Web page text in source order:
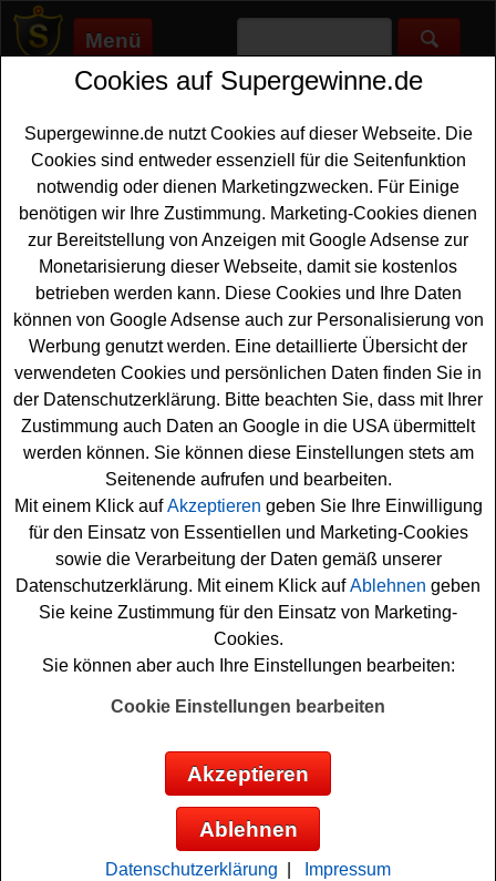
Menü
Supergewinne.de>Gewinnspiele>Bargeld Gewinnspiele>
Anzeige:
Anzeige:
Hansa-Flex Gewinnspiel - Apple
Gutschein gewinnen
Ein kostenloses Hana-Flex Gewinnspiel für alle
Gewinner, die gern einen tollen AppleGutschein
gewinnenmöchten. Hansa-Flex verlost fünf
Gutscheinkarten für den Apple Store im Wert von jeweils
200 Euro. Mit etwas Glück können Sie einen dieser
Gutscheine gewinnen. Damit lässt sich sicher der eine
oder andere Technik-Wunsch erfüllen.
Falls Sie bei dem Hansa-Flex Gewinnspiel kostenlos
mitmachen möchten, müssen Sie nur die Lösung der
folgenden Frage herausfinden: Wie heißt der neue
Mietservice bei HANSA?FLEX, bei dem Geräte zur
Ölanalyse, -filterung und -reinigung angeboten werden?
Kennen Sie die Lösung? Dann schnell mitmachen und
Gewinnchance sichern. Sie können per E-Mail oder
teilnehmen. viel Glück!
Hansa-Flex verlost 5x einen 200 Euro
Apple Gutschein
Cookies auf Supergewinne.de
Supergewinne.de nutzt Cookies auf dieser Webseite. Die
Cookies sind entweder essenziell für die Seitenfunktion
notwendig oder dienen Marketingzwecken. Für Einige
benötigen wir Ihre Zustimmung. Marketing-Cookies dienen
zur Bereitstellung von Anzeigen mit Google Adsense zur
Monetarisierung dieser Webseite, damit sie kostenlos
betrieben werden kann. Diese Cookies und Ihre Daten
können von Google Adsense auch zur Personalisierung von
Werbung genutzt werden. Eine detaillierte Übersicht der
verwendeten Cookies und persönlichen Daten finden Sie in
der Datenschutzerklärung. Bitte beachten Sie, dass mit Ihrer
Zustimmung auch Daten an Google in die USA übermittelt
werden können. Sie können diese Einstellungen stets am
Seitenende aufrufen und bearbeiten.
Mit einem Klick aufAkzeptieren geben Sie Ihre Einwilligung
für den Einsatz von Essentiellen und Marketing-Cookies
sowie die Verarbeitung der Daten gemäß unserer
Datenschutzerklärung. Mit einem Klick aufAblehnen geben
Sie keine Zustimmung für den Einsatz von Marketing-
Cookies.
Sie können aber auch Ihre Einstellungen bearbeiten:
Cookie Einstellungen bearbeiten
Akzeptieren
Ablehnen
Datenschutzerklärung Impressum